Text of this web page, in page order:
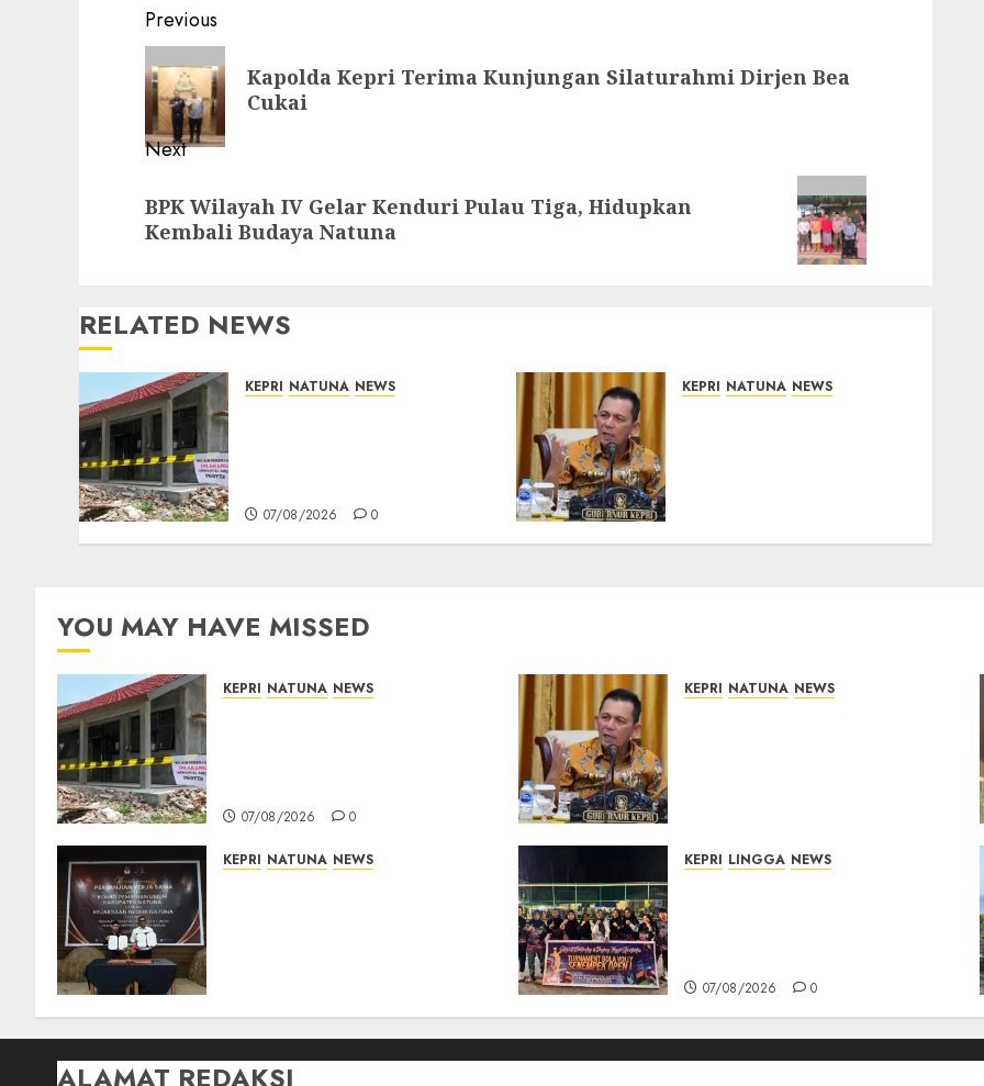
Post
navigation
Previous
Previous
post:
Kapolda Kepri Terima Kunjungan Silaturahmi Dirjen Bea
Cukai
Next
post:
BPK Wilayah IV Gelar Kenduri Pulau Tiga, Hidupkan
Kembali Budaya Natuna
RELATED NEWS
KEPRI NATUNA NEWS
07/08/2026 0
KEPRI NATUNA NEWS
07/08/2026 0
YOU MAY HAVE MISSED
KEPRI NATUNA NEWS
07/08/2026 0
KEPRI NATUNA NEWS
KEPRI NATUNA NEWS
07/08/2026 0
KEPRI LINGGA NEWS
07/08/2026 0
ALAMAT REDAKSI